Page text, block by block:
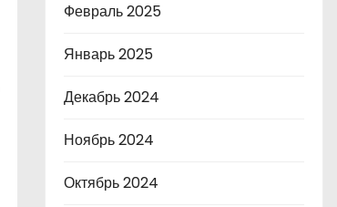
Февраль 2025
Январь 2025
Декабрь 2024
Ноябрь 2024
Октябрь 2024